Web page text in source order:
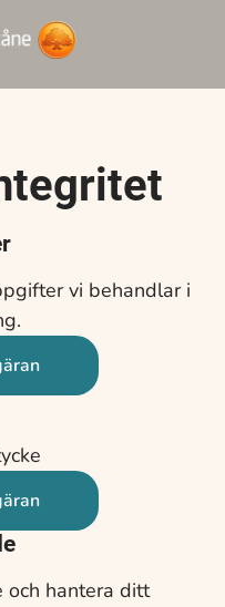
vi behandlar i
och hantera ditt